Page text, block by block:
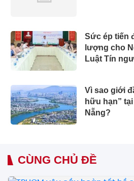
Sức ép tiến
lượng cho
Luật Tín
Vì sao giới
hữu hạn”
Nẵng?
CÙNG CHỦ ĐỀ